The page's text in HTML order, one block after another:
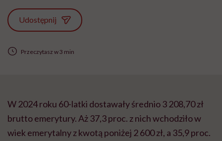
Udostępnij
Przeczytasz w 3 min
W 2024 roku 60-latki dostawały średnio 3 208,70 zł
brutto emerytury. Aż 37,3 proc. z nich wchodziło w
wiek emerytalny z kwotą poniżej 2 600 zł, a 35,9 proc.